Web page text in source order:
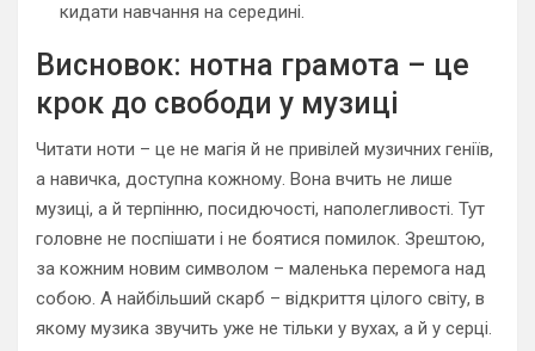
кидати навчання на середині.
Висновок: нотна грамота – це
крок до свободи у музиці
Читати ноти – це не магія й не привілей музичних геніїв,
а навичка, доступна кожному. Вона вчить не лише
музиці, а й терпінню, посидючості, наполегливості. Тут
головне не поспішати і не боятися помилок. Зрештою,
за кожним новим символом – маленька перемога над
собою. А найбільший скарб – відкриття цілого світу, в
якому музика звучить уже не тільки у вухах, а й у серці.